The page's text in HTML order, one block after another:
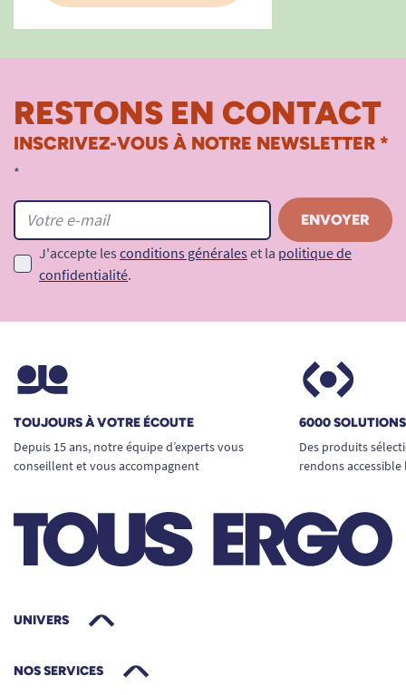
Voir tous les produits Tena.
Voir tous les produits Tena Slip.
problèmes d'incontinence.
RESTONS EN CONTACT
INSCRIVEZ-VOUS À NOTRE NEWSLETTER *
*
J'accepte les conditions générales et la politique de
confidentialité.
TOUJOURS À VOTRE ÉCOUTE
Depuis 15 ans, notre équipe d’experts vous
conseillent et vous accompagnent
6000
Des produits
rendons
UNIVERS
NOS SERVICES